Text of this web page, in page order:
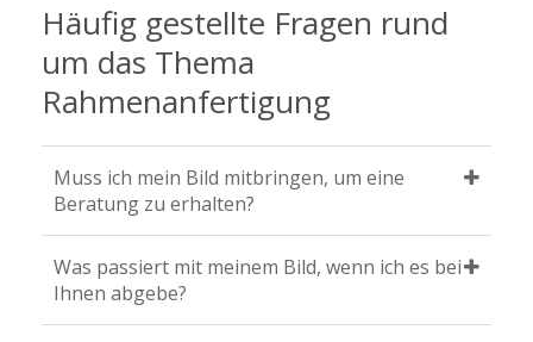
Häufig gestellte Fragen rund
um das Thema
Rahmenanfertigung
Muss ich mein Bild mitbringen, um eine
Beratung zu erhalten?
Was passiert mit meinem Bild, wenn ich es bei
Ihnen abgebe?